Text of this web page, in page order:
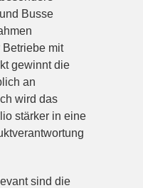
Busse
mit
gewinnt die
an
wird das
stärker in eine
sind die